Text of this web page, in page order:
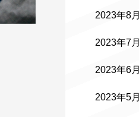
2023年8月
2023年7月
2023年6月
2023年5月